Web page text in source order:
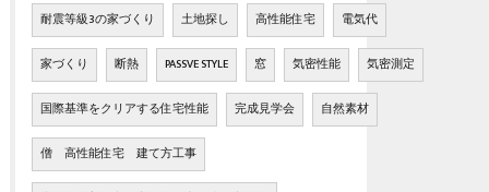
耐震等級3の家づくり 土地探し 高性能住宅 電気代
家づくり 断熱 PASSVE STYLE 窓 気密性能 気密測定
国際基準をクリアする住宅性能 完成見学会 自然素材
僧 高性能住宅 建て方工事